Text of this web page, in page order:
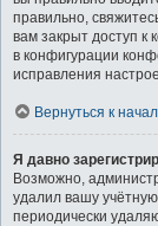
правильно,
вам закрыт доступ
в конфигурации
исправления
Вернуться к
Я давно
Возможно,
удалил вашу
периодически